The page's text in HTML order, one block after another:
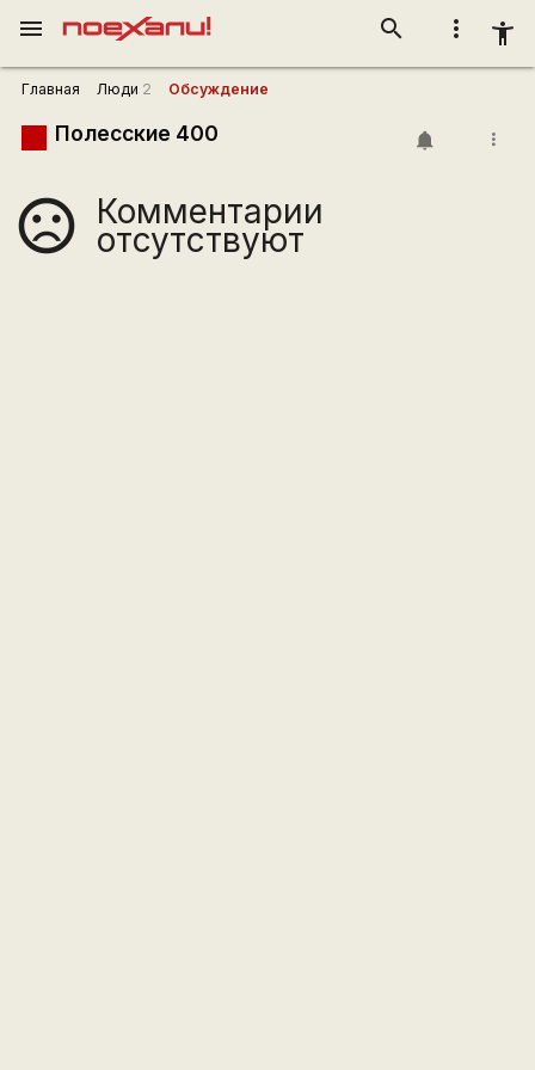
more_vert accessibility_new
search
menu
Главная Люди 2 Обсуждение
Полесские 400 more_vert
sentiment_very_dissatisfied Комментарии
отсутствуют